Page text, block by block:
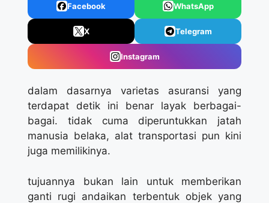
Facebook WhatsApp
X Telegram
Instagram
dalam dasarnya varietas asuransi yang
terdapat detik ini benar layak berbagai-
bagai. tidak cuma diperuntukkan jatah
manusia belaka, alat transportasi pun kini
juga memilikinya.
tujuannya bukan lain untuk memberikan
ganti rugi andaikan terbentuk objek yang